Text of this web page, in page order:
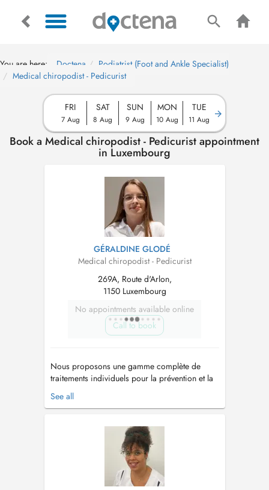
You are here: Doctena
Podiatrist (Foot and Ankle Specialist)
Medical chiropodist - Pedicurist
FRI
7 Aug
SAT
8 Aug
SUN
9 Aug
MON
10 Aug
TUE
11 Aug
Book a Medical chiropodist - Pedicurist appointment
in Luxembourg
GÉRALDINE GLODÉ
Medical chiropodist - Pedicurist
269A, Route d'Arlon,
1150 Luxembourg
No appointments available online
Call to book
Nous proposons une gamme complète de
traitements individuels pour la prévention et la
réhabilitation de vos pieds. 1. Pédicure
médicale Dans le domaine de la pédicure
aborder les aspects médicaux essentiels -
Traitement Classique de Pédicure Médic...
See all